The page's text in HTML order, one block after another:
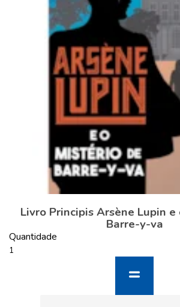
Livro Principis Arsène Lupin
Barre-y-va
Quantidade